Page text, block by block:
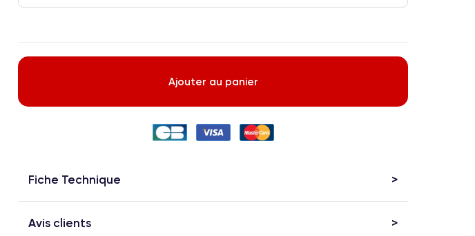
Ajouter au panier
Fiche Technique
Avis clients